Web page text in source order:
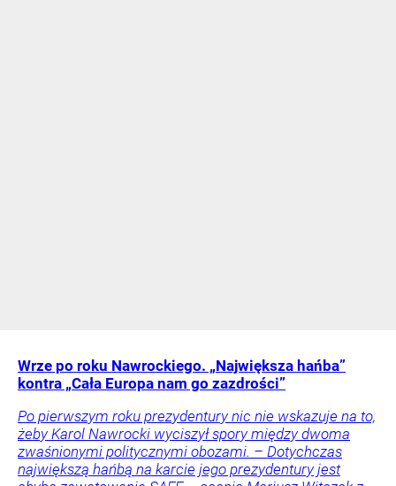
Wrze po roku Nawrockiego. „Największa hańba”
kontra „Cała Europa nam go zazdrości”
Po pierwszym roku prezydentury nic nie wskazuje na to,
żeby Karol Nawrocki wyciszył spory między dwoma
zwaśnionymi politycznymi obozami. – Dotychczas
największą hańbą na karcie jego prezydentury jest